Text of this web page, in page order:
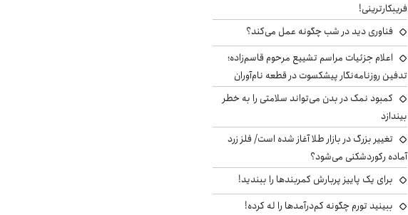
فریبکارترینی!
فناوری دید در شب چگونه عمل می‌کند؟
اعلام جزئیات مراسم تشییع مرحوم قاسم‌زاده؛
تدفین روزنامه‌نگار پیشکسوت در قطعه نام‌آوران
کمبود نمک در بدن می‌تواند سلامتی را به خطر
بیندازد
تغییر بزرگ در بازار طلا آغاز شده است/ فلز زرد
آماده رکوردشکنی می‌شود؟
برای یک پاییز پربارش کمربندها را ببندید!
ببینید تورم چگونه کم‌درآمدها را له کرده!